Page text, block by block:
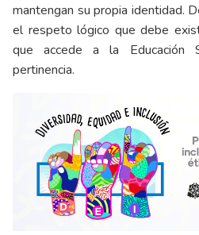
mantengan su propia identidad.
el respeto lógico que debe
que accede a la Educación
pertinencia.